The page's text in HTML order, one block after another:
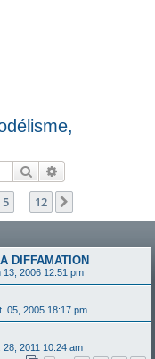
Rechercher
5 12
DIFFAMATION
13, 2006 12:51 pm
05, 2005 18:17 pm
28, 2011 10:24 am